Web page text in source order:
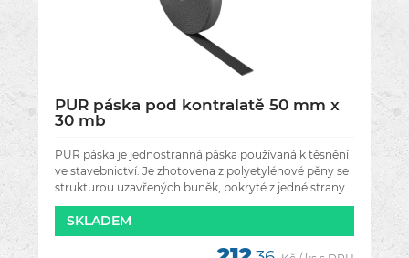
PUR páska pod kontralatě 50 mm x
30 mb
PUR páska je jednostranná páska používaná k těsnění
ve stavebnictví. Je zhotovena z polyetylénové pěny se
strukturou uzavřených buněk, pokryté z jedné strany
akrylovým disperzním
SKLADEM